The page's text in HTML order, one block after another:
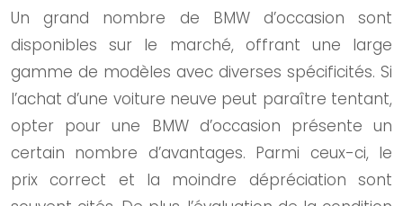
Un grand nombre de BMW d’occasion sont
disponibles sur le marché, offrant une large
gamme de modèles avec diverses spécificités. Si
l’achat d’une voiture neuve peut paraître tentant,
opter pour une BMW d’occasion présente un
certain nombre d’avantages. Parmi ceux-ci, le
prix correct et la moindre dépréciation sont